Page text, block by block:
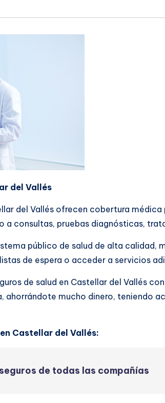
del Vallés
del Vallés ofrecen cobertura
a consultas, pruebas diagnósticas,
público de salud de alta calidad,
de espera o acceder a servicios
de salud en Castellar del Vallés con
ahorrándote mucho dinero, teniendo
Castellar del Vallés:
de todas las compañías